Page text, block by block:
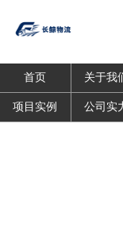
首页 关于我
项目实例 公司实